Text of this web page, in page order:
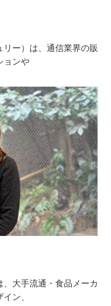
ー）は、通信業界の販
ョンや
大手流通・食品メーカ
ン、